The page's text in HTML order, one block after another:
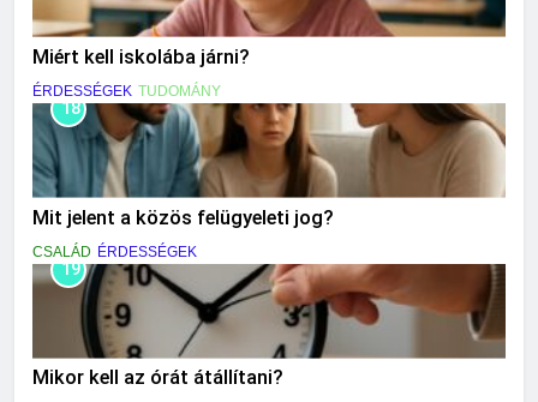
Miért kell iskolába járni?
ÉRDESSÉGEK TUDOMÁNY
18
Mit jelent a közös felügyeleti jog?
CSALÁD ÉRDESSÉGEK
19
Mikor kell az órát átállítani?